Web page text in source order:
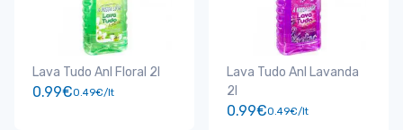
Lava Tudo Anl Floral 2l
0.99€0.49€/lt
Lava Tudo Anl Lavanda
2l
0.99€0.49€/lt